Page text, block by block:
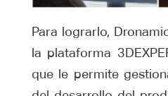
Para lograrlo,
la plataforma
que le permite